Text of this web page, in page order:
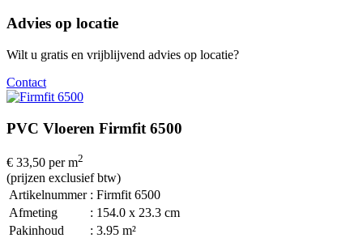
Advies op locatie
Wilt u gratis en vrijblijvend advies op locatie?
Contact
PVC Vloeren Firmfit 6500
€ 33,50 per m2
(prijzen exclusief btw)
Artikelnummer : Firmfit 6500
Afmeting
: 154.0 x 23.3 cm
Pakinhoud
: 3.95 m²